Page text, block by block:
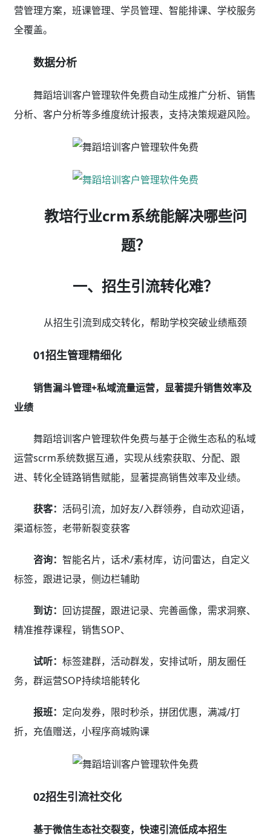
营管理方案，班课管理、学员管理、智能排课、学校服务
全覆盖。
数据分析
舞蹈培训客户管理软件免费自动生成推广分析、销售
分析、客户分析等多维度统计报表，支持决策规避风险。
教培行业crm系统能解决哪些问
题？
一、招生引流转化难？
从招生引流到成交转化，帮助学校突破业绩瓶颈
01招生管理精细化
销售漏斗管理+私域流量运营，显著提升销售效率及
业绩
舞蹈培训客户管理软件免费与基于企微生态私的私域
运营scrm系统数据互通，实现从线索获取、分配、跟
进、转化全链路销售赋能，显著提高销售效率及业绩。
获客： 活码引流，加好友/入群领券，自动欢迎语，
渠道标签，老带新裂变获客
咨询： 智能名片，话术/素材库，访问雷达，自定义
标签，跟进记录，侧边栏辅助
到访： 回访提醒，跟进记录、完善画像，需求洞察、
精准推荐课程，销售SOP、
试听： 标签建群，活动群发，安排试听，朋友圈任
务，群运营SOP持续培能转化
报班： 定向发券，限时秒杀，拼团优惠，满减/打
折，充值赠送，小程序商城购课
02招生引流社交化
基于微信生态社交裂变，快速引流低成本招生